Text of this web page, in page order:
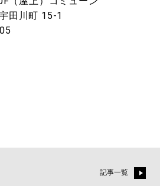
田川町 15-1
記事一覧